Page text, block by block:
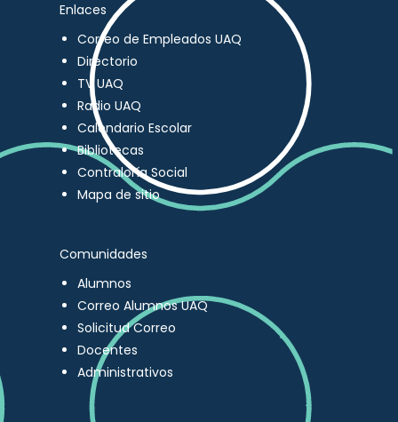
Enlaces
Correo de Empleados UAQ
Directorio
TV UAQ
Radio UAQ
Calendario Escolar
Bibliotecas
Contraloría Social
Mapa de sitio
Comunidades
Alumnos
Correo Alumnos UAQ
Solicitud Correo
Docentes
Administrativos